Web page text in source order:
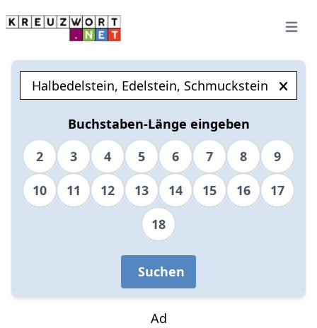
Open
Buchstaben-Länge eingeben
2
3 4 5 6 7 8
9
10
11 12 13 14 15 16
17
18
Suchen
Ad